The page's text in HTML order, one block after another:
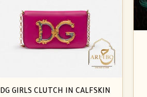
DG GIRLS CLUTCH IN CALFSKIN